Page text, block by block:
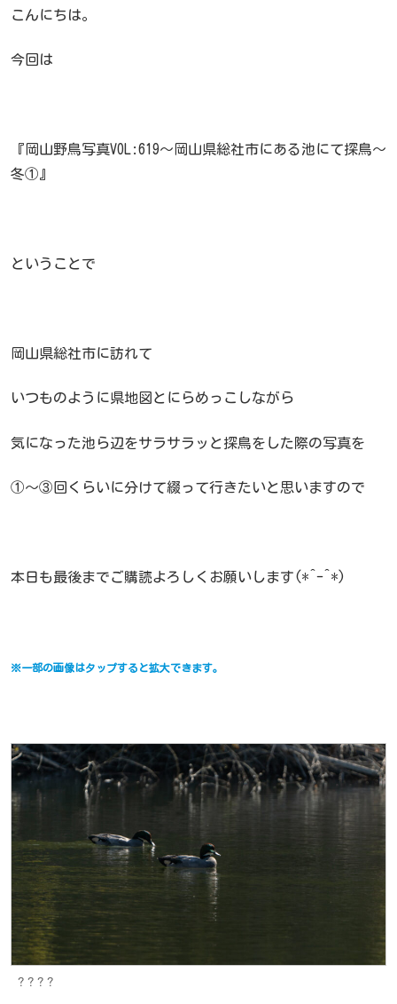
こんにちは。
今回は
『岡山野鳥写真VOL:619～岡山県総社市にある池にて探鳥～
冬①』
ということで
岡山県総社市に訪れて
いつものように県地図とにらめっこしながら
気になった池ら辺をサラサラッと探鳥をした際の写真を
①～③回くらいに分けて綴って行きたいと思いますので
本日も最後までご購読よろしくお願いします(*^-^*)
※一部の画像はタップすると拡大できます。
？？？？